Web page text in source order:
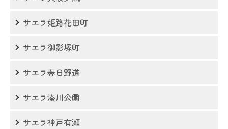
サエラ姫路花田町
サエラ御影塚町
サエラ春日野道
サエラ湊川公園
サエラ神戸有瀬